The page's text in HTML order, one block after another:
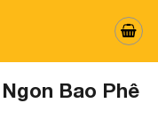
Bao Phê